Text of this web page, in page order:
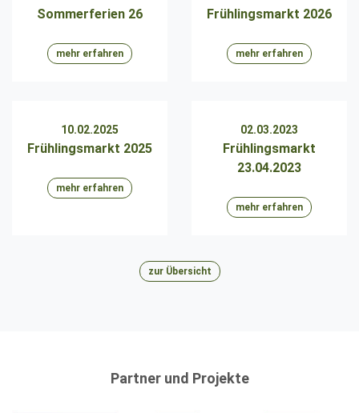
Sommerferien 26
mehr erfahren
Frühlingsmarkt 2026
mehr erfahren
10.02.2025
Frühlingsmarkt 2025
mehr erfahren
02.03.2023
Frühlingsmarkt
23.04.2023
mehr erfahren
zur Übersicht
Partner und Projekte